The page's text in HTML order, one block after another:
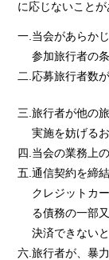
に応じないことが
一.当会があらか
参加旅行者の
二.応募旅行者数
三.旅行者が他の
実施を妨げる
四.当会の業務上
五.通信契約を締
クレジットカ
る債務の一部
決済できないと
六.旅行者が、暴